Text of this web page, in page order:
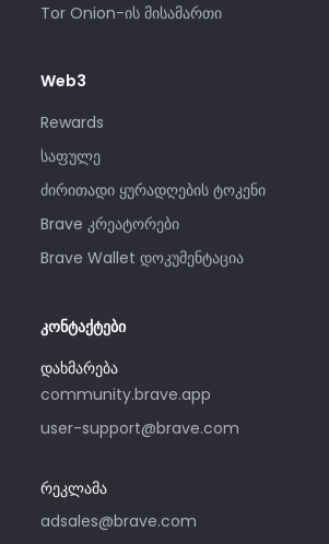
Tor Onion-ის მისამართი
Web3
Rewards
საფულე
ძირითადი ყურადღების ტოკენი
Brave კრეატორები
Brave Wallet დოკუმენტაცია
კონტაქტები
დახმარება
community.brave.app
user-support@brave.com
რეკლამა
adsales@brave.com
გთხოვთ, გამოიყენოთ ეს ელ-ფოსტა
დაინტერესებული ხართ Brave-ში
რეკლამის შეძენით. მხარდაჭერისთვის,
გთხოვთ, ეწვიოთ